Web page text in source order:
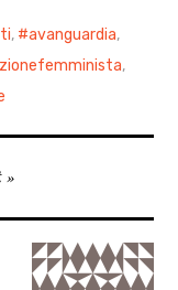
, avanguardia,
,